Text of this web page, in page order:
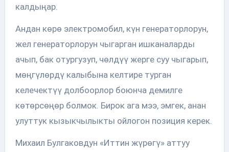
калдыңар.
Андан көрө электромобил, күн генераторлорун,
жел генераторлорун чыгарган ишканаларды
ачып, бак отургузуп, чөлдүү жерге суу чыгарып,
мөңгүлөрдү калыбына келтире турган
келечектүү долбоорлор боюнча демилге
көтөрсөңөр болмок. Бирок ага мээ, эмгек, анан
улуттук кызыкчылыкты ойлогон позиция керек.
Михаил Булгаковдун «Иттин жүрөгү» аттуу